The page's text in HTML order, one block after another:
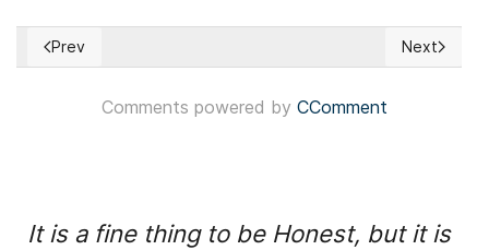
Previous article: China: Xi Jinping avaló recientes
Prev Next
Next
Comments powered by CComment
It is a fine thing to be Honest, but it is